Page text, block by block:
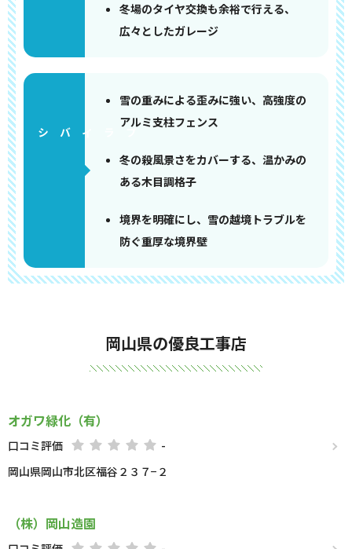
冬場のタイヤ交換も余裕で行える、
広々としたガレージ
雪の重みによる歪みに強い、高強度の
アルミ支柱フェンス
冬の殺風景さをカバーする、温かみの
ある木目調格子
境界を明確にし、雪の越境トラブルを
防ぐ重厚な境界壁
岡山県の優良工事店
オガワ緑化（有）
口コミ評価
-
岡山県岡山市北区福谷２３７−２
（株）岡山造園